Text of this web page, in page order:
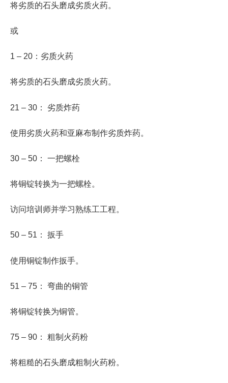
将劣质的石头磨成劣质火药。
或
1 – 20：劣质火药
将劣质的石头磨成劣质火药。
21 – 30： 劣质炸药
使用劣质火药和亚麻布制作劣质炸药。
30 – 50： 一把螺栓
将铜锭转换为一把螺栓。
访问培训师并学习熟练工工程。
50 – 51： 扳手
使用铜锭制作扳手。
51 – 75： 弯曲的铜管
将铜锭转换为铜管。
75 – 90： 粗制火药粉
将粗糙的石头磨成粗制火药粉。